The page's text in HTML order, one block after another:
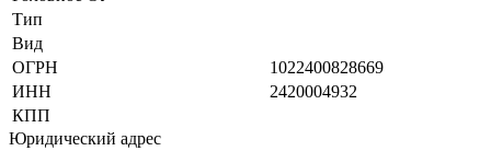
Тип
Вид
ОГРН
1022400828669
ИНН
2420004932
КПП
Юридический адрес